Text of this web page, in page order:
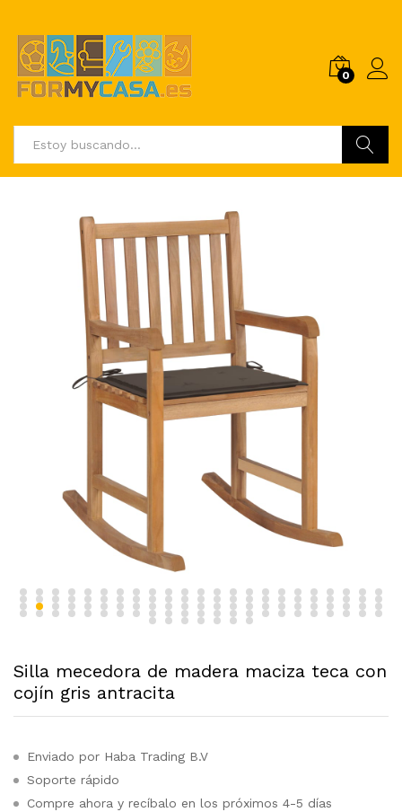
0
Silla mecedora de madera maciza teca con
cojín gris antracita
Enviado por Haba Trading B.V
Soporte rápido
Compre ahora y recíbalo en los próximos 4-5 días